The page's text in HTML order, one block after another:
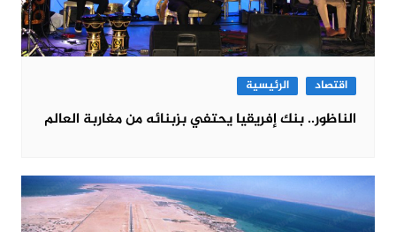
اقتصاد الرئيسية
الناظور.. بنك إفريقيا يحتفي بزبنائه من مغاربة العالم